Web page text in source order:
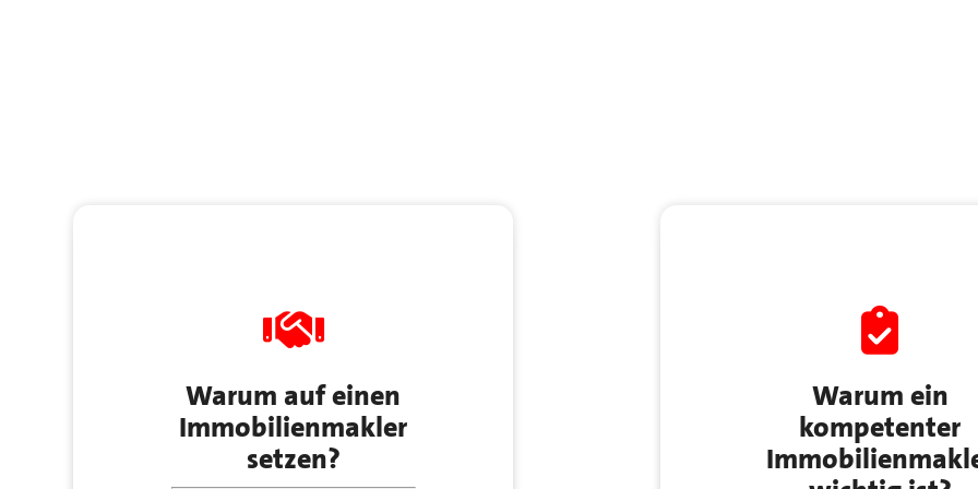
Warum auf einen
Immobilienmakler
setzen?
Warum ein
kompetenter